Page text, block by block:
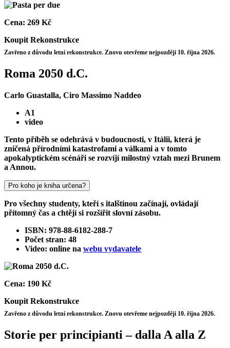
Cena: 269 Kč
Koupit Rekonstrukce
Zavřeno z důvodu letní rekonstrukce. Znovu otevřeme nejpozději 10. října 2026.
Roma 2050 d.C.
Carlo Guastalla, Ciro Massimo Naddeo
A1
video
Tento příběh se odehrává v budoucnosti, v Itálii, která je
zničená přírodními katastrofami a válkami a v tomto
apokalyptickém scénáři se rozvíjí milostný vztah mezi Brunem
a Annou.
Pro koho je kniha určena?
Pro všechny studenty, kteří s italštinou začínají, ovládají
přítomný čas a chtějí si rozšířit slovní zásobu.
ISBN: 978-88-6182-288-7
Počet stran: 48
Video: online na webu vydavatele
Cena: 190 Kč
Koupit Rekonstrukce
Zavřeno z důvodu letní rekonstrukce. Znovu otevřeme nejpozději 10. října 2026.
Storie per principianti – dalla A alla Z